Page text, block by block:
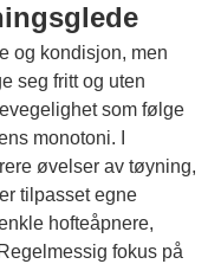
og kondisjon, men
seg fritt og uten
som følge
monotoni. I
øvelser av tøyning,
tilpasset egne
hofteåpnere,
fokus på